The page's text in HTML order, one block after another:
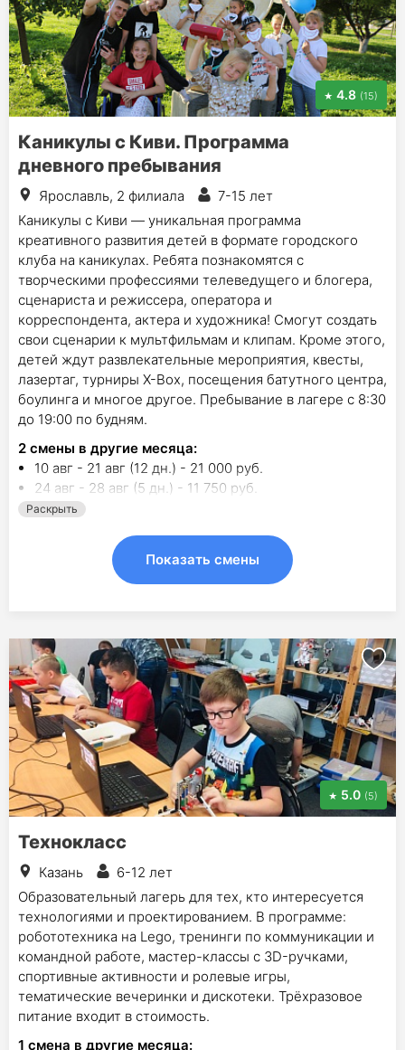
4.8 (15)
Каникулы с Киви. Программа
дневного пребывания
Ярославль, 2 филиала
7-15 лет
Каникулы с Киви — уникальная программа
креативного развития детей в формате городского
клуба на каникулах. Ребята познакомятся с
творческими профессиями телеведущего и блогера,
сценариста и режиссера, оператора и
корреспондента, актера и художника! Смогут создать
свои сценарии к мультфильмам и клипам. Кроме этого,
детей ждут развлекательные мероприятия, квесты,
лазертаг, турниры Х-Вох, посещения батутного центра,
боулинга и многое другое. Пребывание в лагере с 8:30
до 19:00 по будням.
2 смены в другие месяца:
10 авг - 21 авг (12 дн.) - 21 000 руб.
24 авг - 28 авг (5 дн.) - 11 750 руб.
Раскрыть
Показать смены
5.0 (5)
Технокласс
Казань
6-12 лет
Образовательный лагерь для тех, кто интересуется
технологиями и проектированием. В программе:
робототехника на Lego, тренинги по коммуникации и
командной работе, мастер-классы с 3D-ручками,
спортивные активности и ролевые игры,
тематические вечеринки и дискотеки. Трёхразовое
питание входит в стоимость.
1 смена в другие месяца: